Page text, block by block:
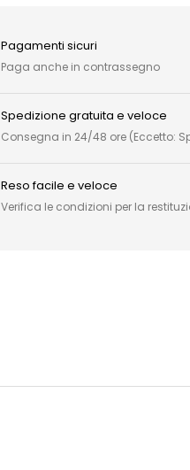
Pagamenti sicuri
Paga anche in contrassegno
Spedizione gratuita e veloce
Consegna in 24/48 ore (Eccetto:
Reso facile e veloce
Verifica le condizioni per la